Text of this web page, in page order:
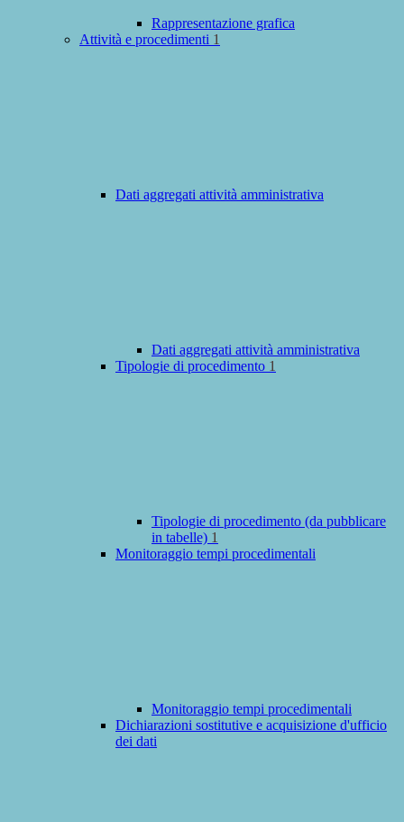
Rappresentazione grafica
Attività e procedimenti 1
Dati aggregati attività amministrativa
Dati aggregati attività amministrativa
Tipologie di procedimento 1
Tipologie di procedimento (da pubblicare
in tabelle) 1
Monitoraggio tempi procedimentali
Monitoraggio tempi procedimentali
Dichiarazioni sostitutive e acquisizione d'ufficio
dei dati